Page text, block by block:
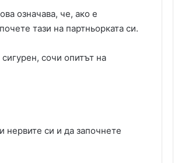
означава, че, ако е
тази на партньорката си.
сочи опитът на
нервите си и да започнете